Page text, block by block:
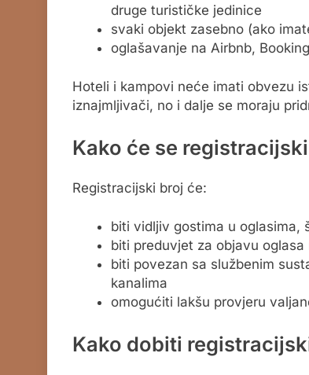
druge turističke jedinice
svaki objekt zasebno (ako
oglašavanje na Airbnb,
Hoteli i kampovi neće imati obvezu
iznajmljivači, no i dalje se moraju
Kako će se
Registracijski broj će:
biti vidljiv gostima u oglasima,
biti preduvjet za objavu
biti povezan sa službenim
kanalima
omogućiti lakšu provjeru
Kako dobiti